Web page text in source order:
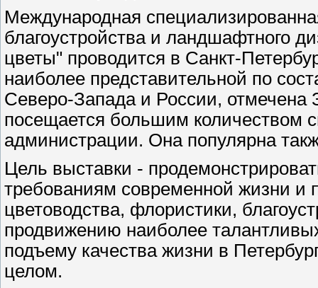
Международная
благоустройства и ландшафтного
цветы" проводится в Санкт-
наиболее представительной по
Северо-Запада и России,
посещается большим количеством
администрации. Она популярна
Цель выставки -
требованиям современной жизни и
цветоводства, флористики,
продвижению наиболее
подъему качества жизни в
целом.